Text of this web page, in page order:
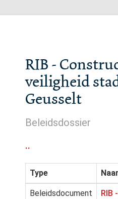
RIB -
veiligheid
Geusselt
Beleidsdossier
..
Type
Beleidsdocument
RIB